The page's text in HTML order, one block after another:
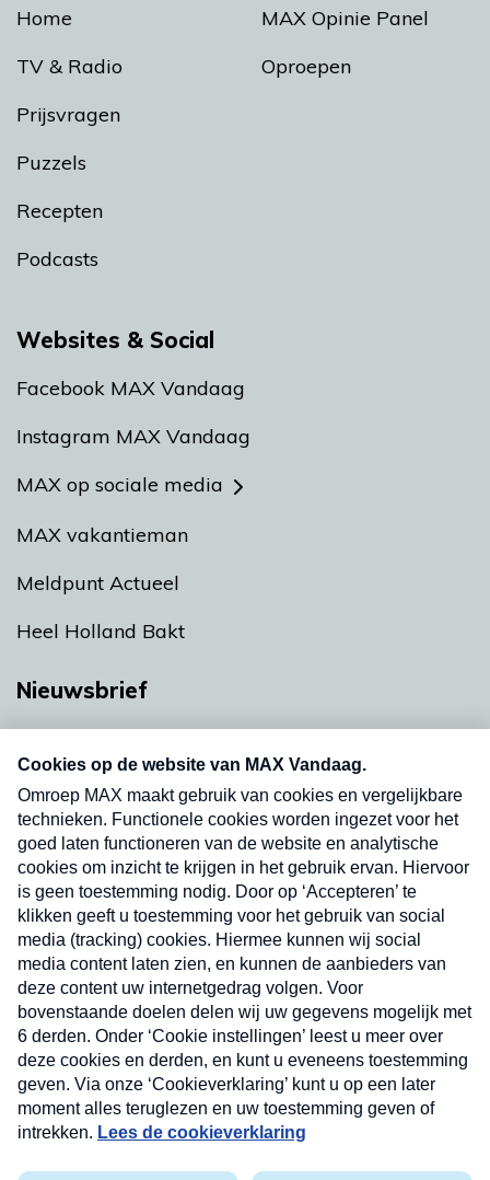
Home
TV & Radio
Prijsvragen
Puzzels
Recepten
Podcasts
MAX Opinie Panel
Oproepen
Websites & Social
Facebook MAX Vandaag
Instagram MAX Vandaag
MAX op sociale media
MAX vakantieman
Meldpunt Actueel
Heel Holland Bakt
Nieuwsbrief
nieuwsbrief. Elke vrijdag- en dinsdagochtend in
uw mailbox.
Verzend
Nieuwsbrief
Neem hier een gratis abonnement op onze
nieuwsbrief. Elke vrijdag- en dinsdagochtend in uw